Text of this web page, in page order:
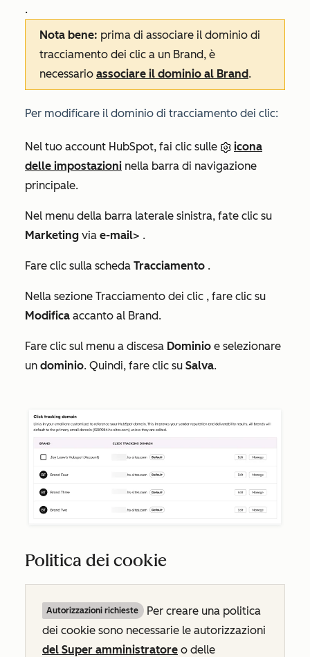
.
Nota bene: prima di associare il dominio di
tracciamento dei clic a un Brand, è
necessario associare il dominio al Brand.
Per modificare il dominio di tracciamento dei clic:
Nel tuo account HubSpot, fai clic sulle
icona
delle impostazioni nella barra di navigazione
principale.
Nel menu della barra laterale sinistra, fate clic su
Marketing via e-mail> .
Fare clic sulla scheda Tracciamento .
Nella sezione Tracciamento dei clic , fare clic su
Modifica accanto al Brand.
Fare clic sul menu a discesa Dominio e selezionare
un dominio. Quindi, fare clic su Salva.
Politica dei cookie
Autorizzazioni richieste
Per creare una politica
dei cookie sono necessarie le autorizzazioni
del Super amministratore o delle